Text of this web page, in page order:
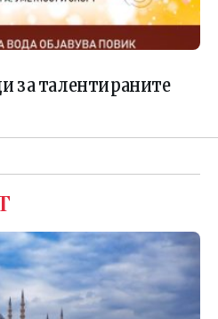
за талентираните